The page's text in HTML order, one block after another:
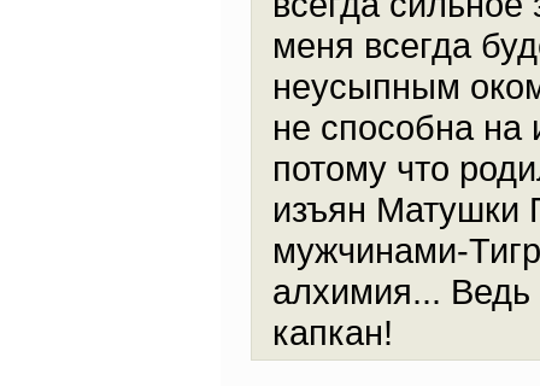
меня всегда
неусыпным
не способна на
потому что
изъян Матушки
мужчинами-
алхимия...
капкан!